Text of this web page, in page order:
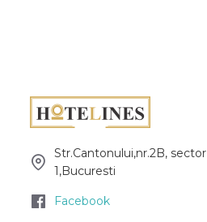
Str.Cantonului,nr.2B, sector
1,Bucuresti
Facebook